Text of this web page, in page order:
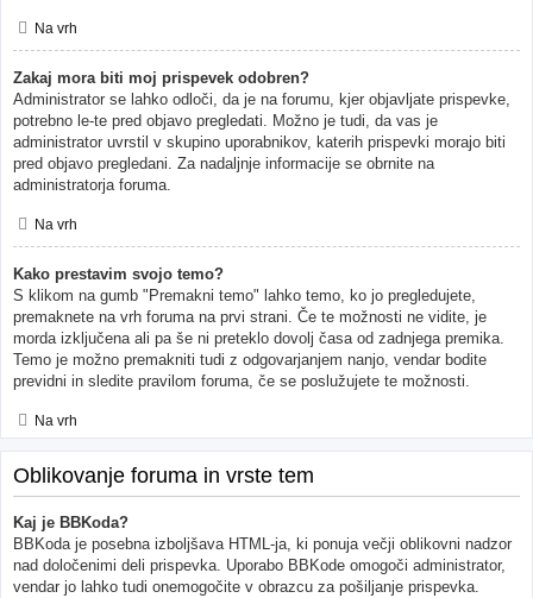
Na vrh
Zakaj mora biti moj prispevek odobren?
Administrator se lahko odloči, da je na forumu, kjer objavljate prispevke,
potrebno le-te pred objavo pregledati. Možno je tudi, da vas je
administrator uvrstil v skupino uporabnikov, katerih prispevki morajo biti
pred objavo pregledani. Za nadaljnje informacije se obrnite na
administratorja foruma.
Na vrh
Kako prestavim svojo temo?
S klikom na gumb "Premakni temo" lahko temo, ko jo pregledujete,
premaknete na vrh foruma na prvi strani. Če te možnosti ne vidite, je
morda izključena ali pa še ni preteklo dovolj časa od zadnjega premika.
Temo je možno premakniti tudi z odgovarjanjem nanjo, vendar bodite
previdni in sledite pravilom foruma, če se poslužujete te možnosti.
Na vrh
Oblikovanje foruma in vrste tem
Kaj je BBKoda?
BBKoda je posebna izboljšava HTML-ja, ki ponuja večji oblikovni nadzor
nad določenimi deli prispevka. Uporabo BBKode omogoči administrator,
vendar jo lahko tudi onemogočite v obrazcu za pošiljanje prispevka.